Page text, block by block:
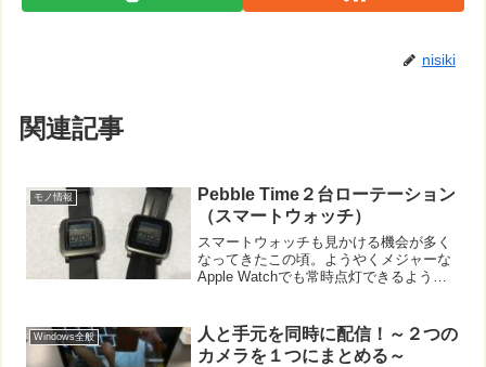
nisiki
関連記事
モノ情報
Pebble Time２台ローテーション
（スマートウォッチ）
スマートウォッチも見かける機会が多く
なってきたこの頃。ようやくメジャーな
Apple Watchでも常時点灯できるように
トウォッチがありました。Pebbleです。
ただFi...
Windows全般
人と手元を同時に配信！～２つの
カメラを１つにまとめる～